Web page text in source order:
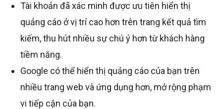
Tài khoản đã xác minh được ưu tiên hiển thị
quảng cáo ở vị trí cao hơn trên trang kết quả tìm
kiếm, thu hút nhiều sự chú ý hơn từ khách hàng
tiềm năng.
Google có thể hiển thị quảng cáo của bạn trên
nhiều trang web và ứng dụng hơn, mở rộng phạm
vi tiếp cận của bạn.